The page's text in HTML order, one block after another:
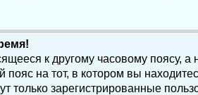
к другому часовому поясу, а
на тот, в котором вы
только зарегистрированные